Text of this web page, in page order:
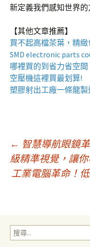
新定義我們感知世界的
【其他文章推薦】
買不起高檔茶葉，精緻
SMD electronic parts
哪裡買的到省力省空
空壓機這裡買最划算!
塑膠射出工廠一條龍
文
章
← 智慧導航眼鏡
級精準視覺，讓
工業電腦革命！
搜
尋